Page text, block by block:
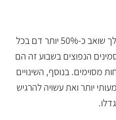
נפח הדם בגוף גדל והלב שלך שואב כ-50% יותר דם בכל
הנפוצים בשבוע זה הם
מסוימים. בנוסף, השינויים
יותר ואת עשויה להרגיש